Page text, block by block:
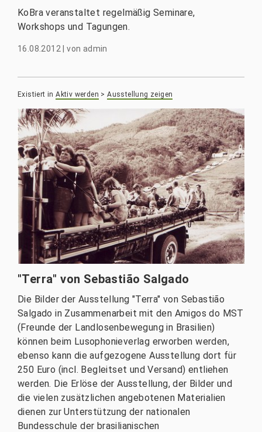
KoBra veranstaltet regelmäßig Seminare,
Workshops und Tagungen.
16.08.2012 |von admin
Existiert in Aktiv werden >Ausstellung zeigen
"Terra" von Sebastião Salgado
Die Bilder der Ausstellung "Terra" von Sebastião
Salgado in Zusammenarbeit mit den Amigos do MST
(Freunde der Landlosenbewegung in Brasilien)
können beim Lusophonieverlag erworben werden,
ebenso kann die aufgezogene Ausstellung dort für
250 Euro (incl. Begleitset und Versand) entliehen
werden. Die Erlöse der Ausstellung, der Bilder und
die vielen zusätzlichen angebotenen Materialien
dienen zur Unterstützung der nationalen
Bundesschule der brasilianischen